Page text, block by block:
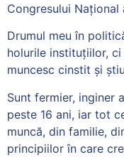
Congresului
Drumul meu în
holurile instituțiilor,
muncesc cinstit și
Sunt fermier, inginer
peste 16 ani, iar tot
muncă, din familie,
principiilor în care